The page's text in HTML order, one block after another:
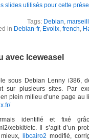
slides utilisés pour cette
Tags: Debian,
in Debian-fr, Evolix, french,
avec Iceweasel
sous Debian Lenny i386,
sur plusieurs sites. Par
plein milieu d’une page
identifié et fixé
xebkit/etc. Il s’agit d’un
libcairo2 modifié,